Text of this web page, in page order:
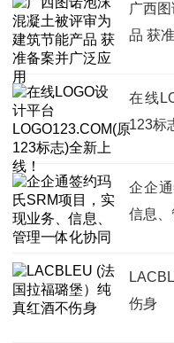
广西
品 获
在线
123标
企企
信息、
伤身